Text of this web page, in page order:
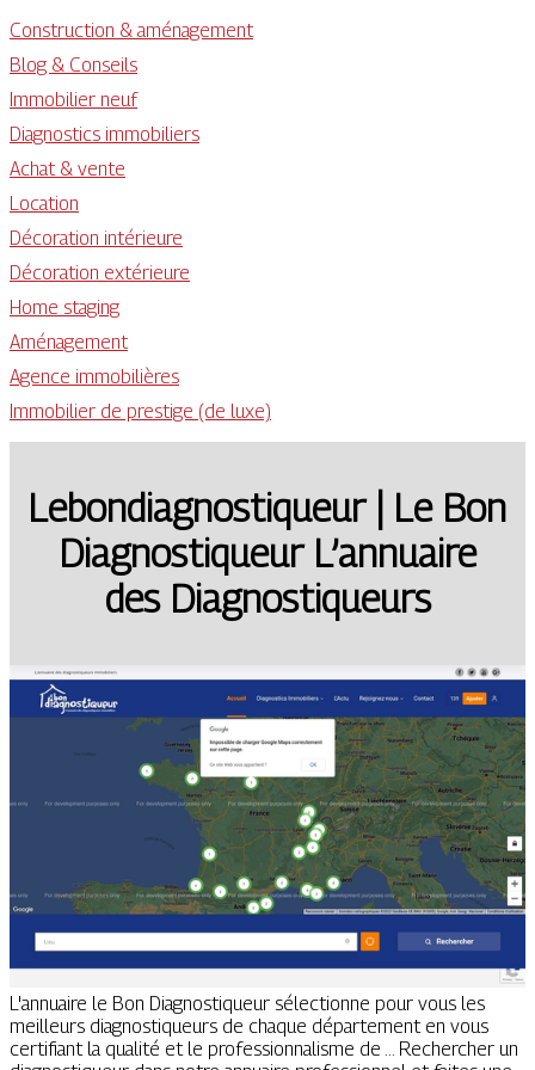
Construction & aménagement
Blog & Conseils
Immobilier neuf
Diagnostics immobiliers
Achat & vente
Location
Décoration intérieure
Décoration extérieure
Home staging
Aménagement
Agence immobilières
Immobilier de prestige (de luxe)
Lebon­diagnosti­queur | Le Bon
Diag­nosti­queur L’annuaire
des Diag­nosti­queurs
L'annuaire le Bon Diagnostiqueur sélectionne pour vous les
meilleurs diagnostiqueurs de chaque département en vous
certifiant la qualité et le professionnalisme de ... Rechercher un